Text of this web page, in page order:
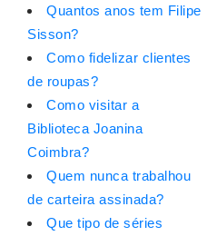
Quantos anos tem Filipe
Sisson?
Como fidelizar clientes
de roupas?
Como visitar a
Biblioteca Joanina
Coimbra?
Quem nunca trabalhou
de carteira assinada?
Que tipo de séries